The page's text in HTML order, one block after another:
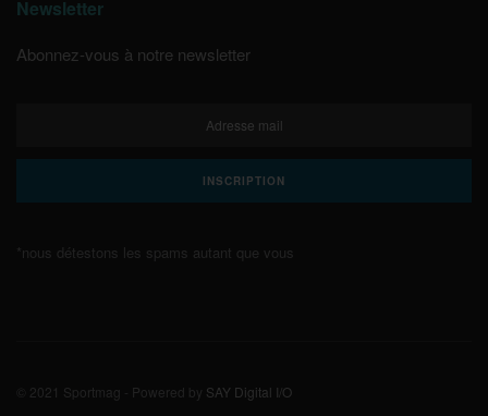
Newsletter
Abonnez-vous à notre newsletter
*nous détestons les spams autant que vous
© 2021 Sportmag - Powered by SAY Digital I/O